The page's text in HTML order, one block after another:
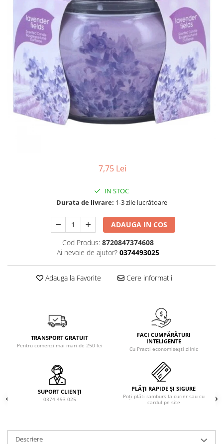
Detergent pardoseala
Detergent toaleta
Echipamente de curăţenie
Folie aluminiu,folie alimentara
Galeata mop
Hartie igienica
Insecticide
Lavete de curatare
Solutie de indepartat rugina si
Indepartarea parului
Ingrijirea buzei
Lotiune de corp
Pachete de cadouri
Parfum
Pasta de dinti
Pensula machiaj
Periuta de dinti
Tratament pentru par, conditioner
pentru par, masca de par
Vata demachianta
7,75 Lei
IN STOC
Durata de livrare: 1-3 zile lucrătoare
ADAUGA IN COS
Cod Produs: 8720847374608
Ai nevoie de ajutor? 0374493025
Adauga la Favorite Cere informatii
TRANSPORT GRATUIT
Pentru comenzi mai mari de 250 lei
FACI CUMPĂRĂTURI
INTELIGENTE
Cu Practi economisești zilnic
SUPORT CLIENȚI
0374 493 025
PLĂȚI RAPIDE ȘI SIGURE
Poți plăti ramburs la curier sau cu
cardul pe site
Descriere